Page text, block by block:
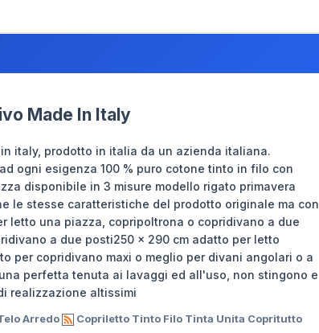
Made In Italy
italy, prodotto in italia da un azienda italiana.
ogni esigenza 100 % puro cotone tinto in filo con
disponibile in 3 misure modello rigato primavera
le stesse caratteristiche del prodotto originale ma con
letto una piazza, copripoltrona o copridivano a due
a due posti250 x 290 cm adatto per letto
per copridivano maxi o meglio per divani angolari o a
perfetta tenuta ai lavaggi ed all'uso, non stingono e
realizzazione altissimi
Arredo
Copriletto Tinto Filo Tinta Unita Copritutto